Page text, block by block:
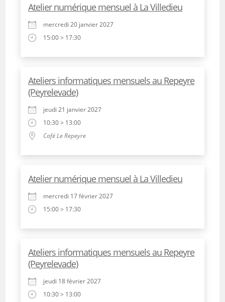
Atelier numérique mensuel à La Villedieu
mercredi 20 janvier 2027
15:00 > 17:30
Ateliers informatiques mensuels au Repeyre
(Peyrelevade)
jeudi 21 janvier 2027
10:30 > 13:00
Café Le Repeyre
Atelier numérique mensuel à La Villedieu
mercredi 17 février 2027
15:00 > 17:30
Ateliers informatiques mensuels au Repeyre
(Peyrelevade)
jeudi 18 février 2027
10:30 > 13:00